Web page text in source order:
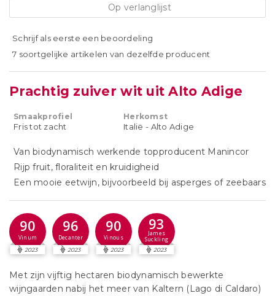
Op verlanglijst
Schrijf als eerste een beoordeling
7 soortgelijke artikelen van dezelfde producent
Prachtig zuiver wit uit Alto Adige
Smaakprofiel
Fris tot zacht
Herkomst
Italië - Alto Adige
Van biodynamisch werkende topproducent Manincor
Rijp fruit, floraliteit en kruidigheid
Een mooie eetwijn, bijvoorbeeld bij asperges of zeebaars
90
Vinum
2023
96
Decanter
2023
90
Vinous
2023
93
James
Suckling
2023
Met zijn vijftig hectaren biodynamisch bewerkte
wijngaarden nabij het meer van Kaltern (Lago di Caldaro)